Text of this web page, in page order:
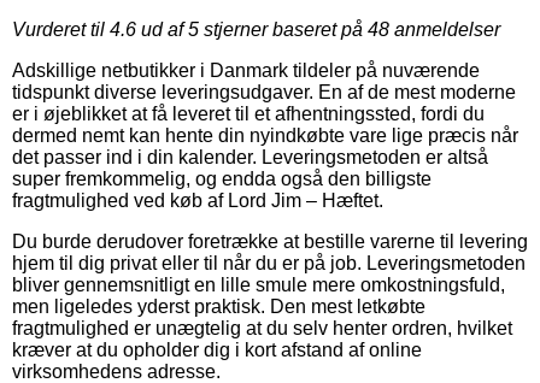
Vurderet til 4.6 ud af 5 stjerner baseret på 48 anmeldelser
Adskillige netbutikker i Danmark tildeler på nuværende
tidspunkt diverse leveringsudgaver. En af de mest moderne
er i øjeblikket at få leveret til et afhentningssted, fordi du
dermed nemt kan hente din nyindkøbte vare lige præcis når
det passer ind i din kalender. Leveringsmetoden er altså
super fremkommelig, og endda også den billigste
fragtmulighed ved køb af Lord Jim – Hæftet.
Du burde derudover foretrække at bestille varerne til levering
hjem til dig privat eller til når du er på job. Leveringsmetoden
bliver gennemsnitligt en lille smule mere omkostningsfuld,
men ligeledes yderst praktisk. Den mest letkøbte
fragtmulighed er unægtelig at du selv henter ordren, hvilket
kræver at du opholder dig i kort afstand af online
virksomhedens adresse.